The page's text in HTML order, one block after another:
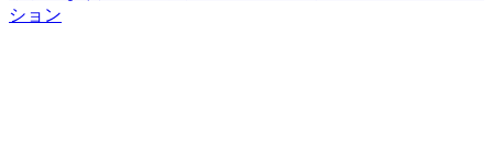
ション